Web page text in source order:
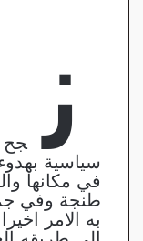
ن
جح
سياسية
في مكانها
طنجة وفي
به الامر